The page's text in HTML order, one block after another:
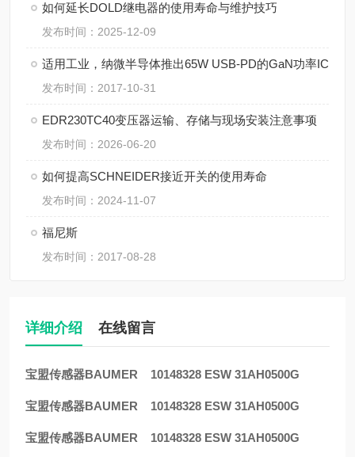
如何延长DOLD继电器的使用寿命与维护技巧
发布时间：2025-12-09
适用工业，纳微半导体推出65W USB-PD的GaN功率IC
发布时间：2017-10-31
EDR230TC40变压器运输、存储与现场安装注意事项
发布时间：2026-06-20
如何提高SCHNEIDER接近开关的使用寿命
发布时间：2024-11-07
福尼斯
发布时间：2017-08-28
详细介绍 在线留言
宝盟传感器BAUMER 10148328 ESW 31AH0500G
宝盟传感器BAUMER 10148328 ESW 31AH0500G
宝盟传感器BAUMER 10148328 ESW 31AH0500G